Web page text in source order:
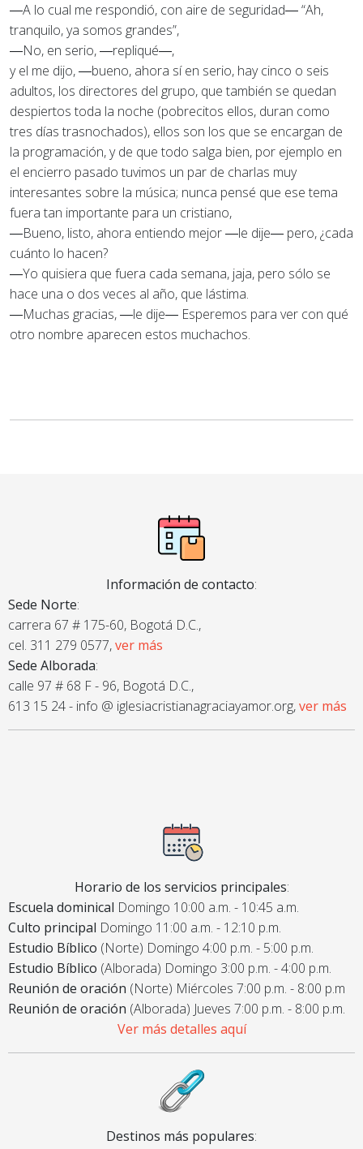
―A lo cual me respondió, con aire de seguridad― “Ah,
tranquilo, ya somos grandes”,
―No, en serio, ―repliqué―,
y el me dijo, ―bueno, ahora sí en serio, hay cinco o seis
adultos, los directores del grupo, que también se quedan
despiertos toda la noche (pobrecitos ellos, duran como
tres días trasnochados), ellos son los que se encargan de
la programación, y de que todo salga bien, por ejemplo en
el encierro pasado tuvimos un par de charlas muy
interesantes sobre la música; nunca pensé que ese tema
fuera tan importante para un cristiano,
―Bueno, listo, ahora entiendo mejor ―le dije― pero, ¿cada
cuánto lo hacen?
―Yo quisiera que fuera cada semana, jaja, pero sólo se
hace una o dos veces al año, que lástima.
―Muchas gracias, ―le dije― Esperemos para ver con qué
otro nombre aparecen estos muchachos.
Información de contacto:
Sede Norte:
carrera 67 # 175-60, Bogotá D.C.,
cel. 311 279 0577,ver más
Sede Alborada:
calle 97 # 68 F - 96, Bogotá D.C.,
613 15 24 - info @ iglesiacristianagraciayamor.org,ver más
Horario de los servicios principales:
Escuela dominical Domingo 10:00 a.m. - 10:45 a.m.
Culto principal Domingo 11:00 a.m. - 12:10 p.m.
Estudio Bíblico (Norte) Domingo 4:00 p.m. - 5:00 p.m.
Estudio Bíblico (Alborada) Domingo 3:00 p.m. - 4:00 p.m.
Reunión de oración (Norte) Miércoles 7:00 p.m. - 8:00 p.m
Reunión de oración (Alborada) Jueves 7:00 p.m. - 8:00 p.m.
Ver más detalles aquí
Destinos más populares: